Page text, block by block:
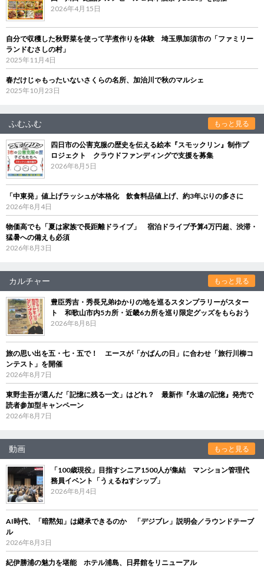
2026年4月15日
自分で収穫した秋野菜を使って芋煮作りを体験 埼玉県加須市の「ファミリー
ランドむさしの村」
2025年11月4日
春だけじゃもったいないさくらの名所、加治川で秋のマルシェ
2025年10月23日
ふむふむ もっと見る
四日市の公害克服の歴史を伝える絵本『スモックリン』制作プ
ロジェクト クラウドファンディングで支援を募集
2026年8月5日
「中東発」値上げラッシュが本格化 飲食料品値上げ、約3年ぶりの多さに
2026年8月4日
物価高でも「夏は家族で長距離ドライブ」 宿泊ドライブ予算4万円超、渋滞・
猛暑への備えも必須
2026年8月3日
カルチャー もっと見る
豊臣秀吉・秀長兄弟ゆかりの地を巡るスタンプラリーがスター
ト 和歌山市内5カ所・近畿6カ所を巡り限定グッズをもらおう
2026年8月8日
旅の思い出を五・七・五で！ エースが「かばんの日」に合わせ「旅行川柳コ
ンテスト」を開催
2026年8月7日
東野圭吾が選んだ「記憶に残る一文」はどれ？ 最新作『永遠の記憶』発売で
読者参加型キャンペーン
2026年8月7日
動画 もっと見る
「100歳現役」目指すシニア1500人が集結 マンション管理代
務員イベント「うぇるねすシップ」
2026年8月4日
AI時代、「暗黙知」は継承できるのか 「デジブレ」説明会／ラウンドテーブ
ル
2026年8月3日
紀伊勝浦の魅力を堪能 ホテル浦島、日昇館をリニューアル